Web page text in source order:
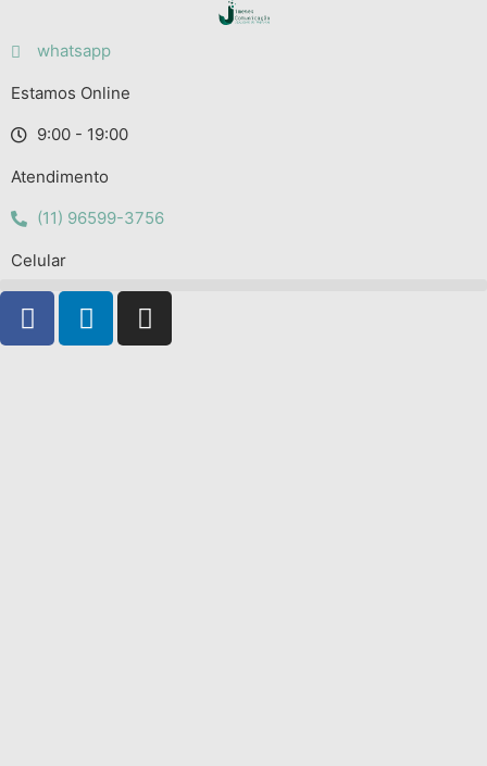
whatsapp
Estamos Online
9:00 - 19:00
Atendimento
(11) 96599-3756
Celular